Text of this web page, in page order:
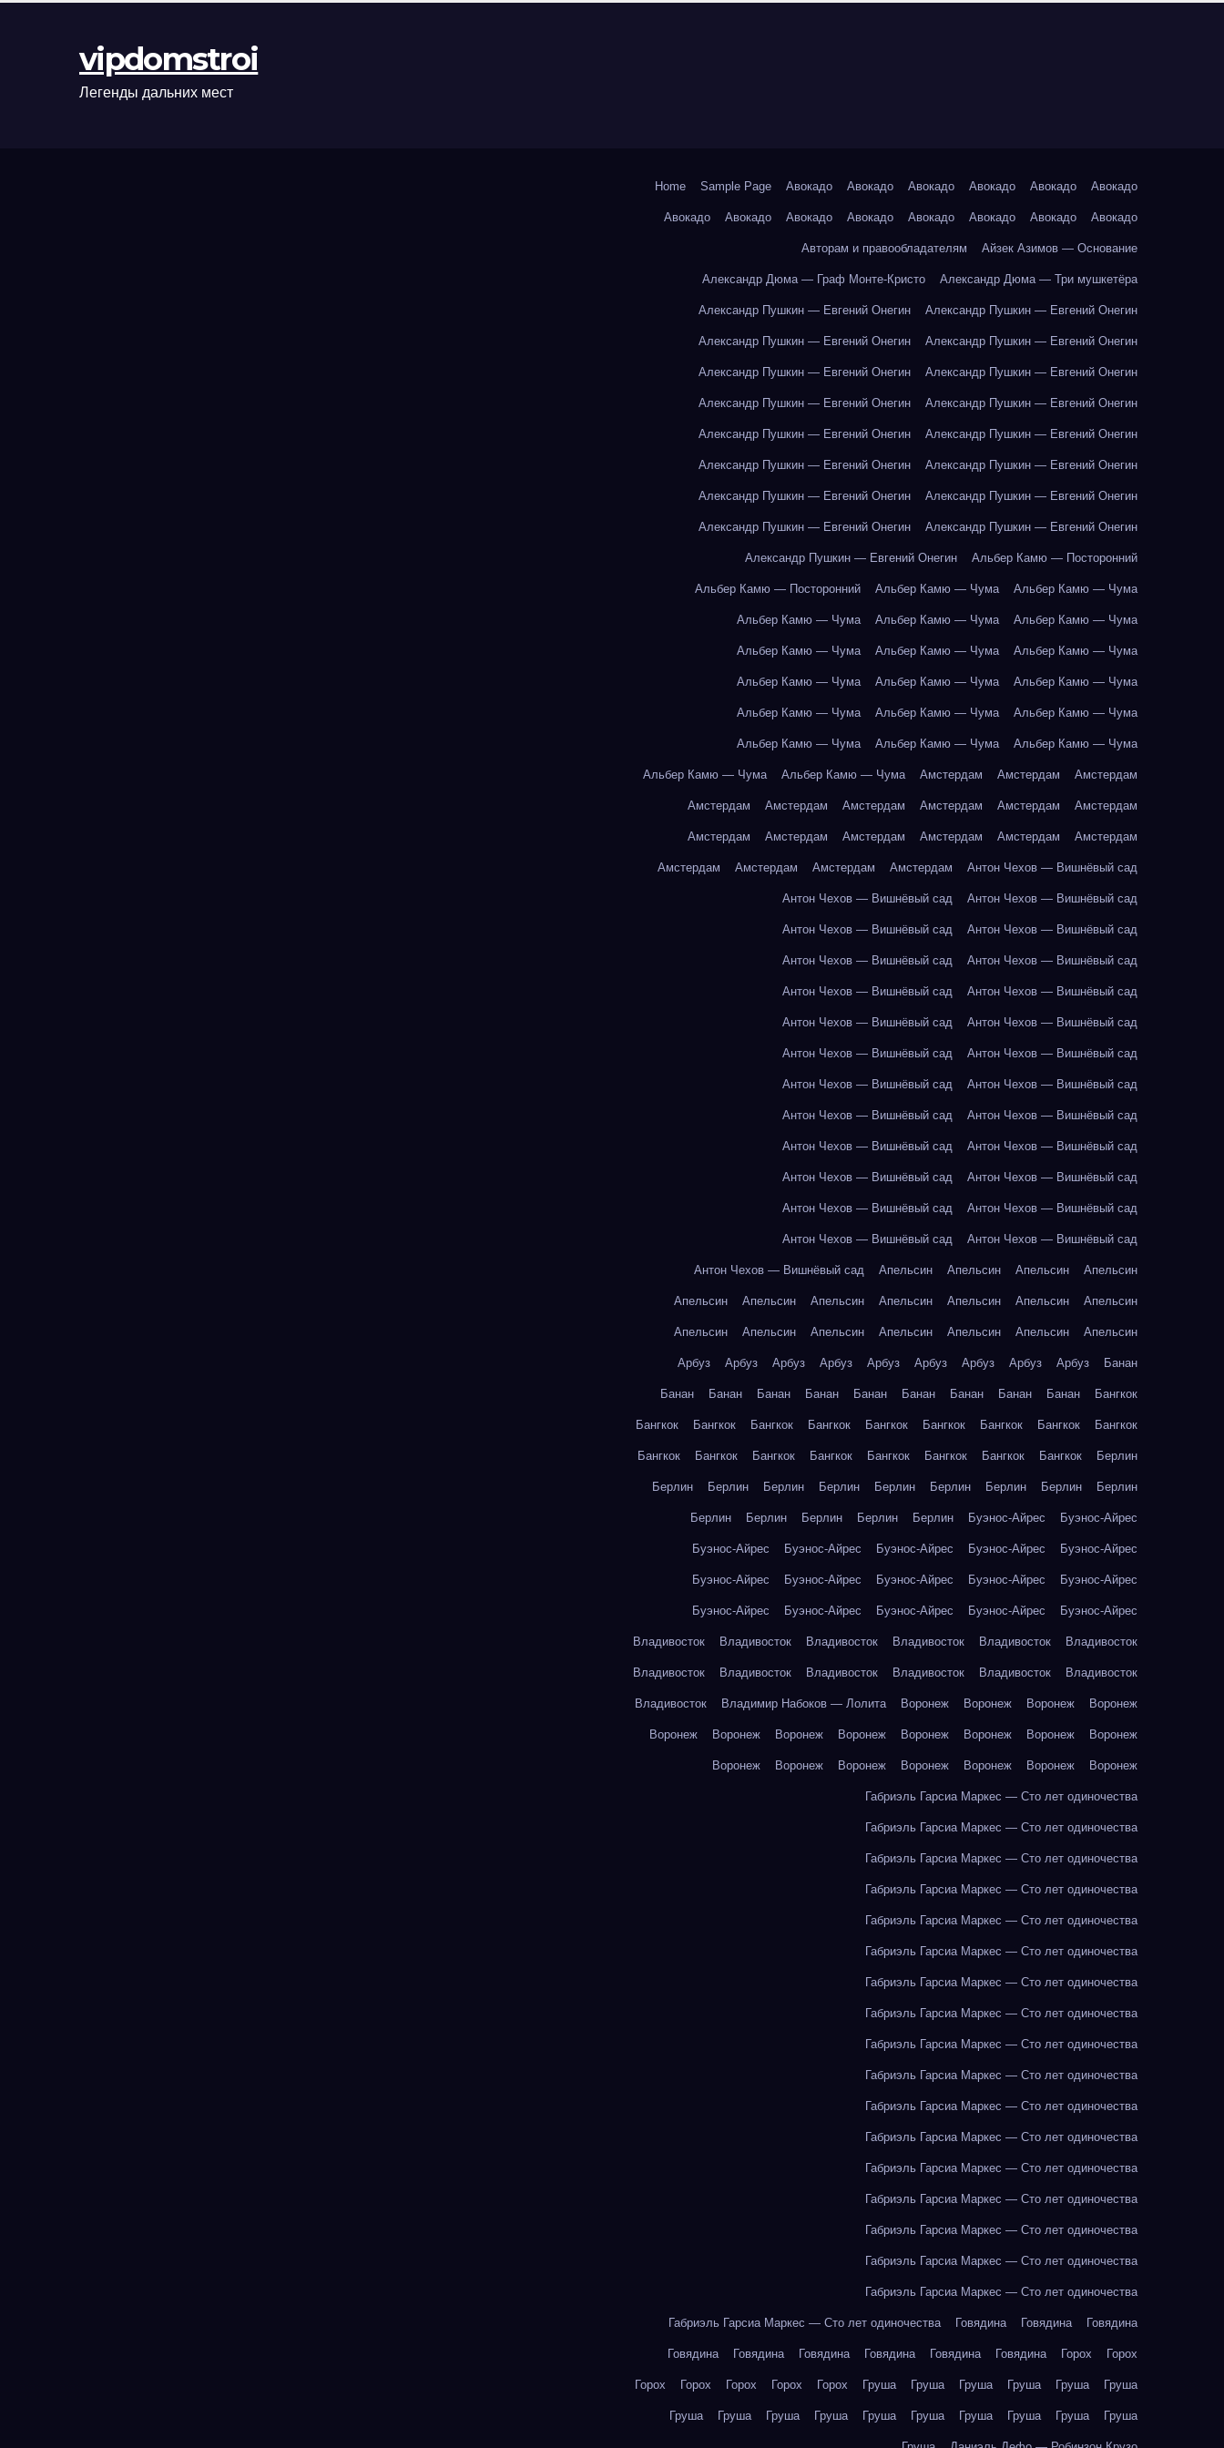
оформления
рыночные
ориентиры
vipdomstroi
Легенды дальних мест
Home Sample Page Авокадо Авокадо Авокадо Авокадо Авокадо Авокадо
Авокадо Авокадо Авокадо Авокадо Авокадо Авокадо Авокадо Авокадо
Авторам и правообладателям Айзек Азимов — Основание
Александр Дюма — Граф Монте-Кристо Александр Дюма — Три мушкетёра
Александр Пушкин — Евгений Онегин Александр Пушкин — Евгений Онегин
Александр Пушкин — Евгений Онегин Александр Пушкин — Евгений Онегин
Александр Пушкин — Евгений Онегин Александр Пушкин — Евгений Онегин
Александр Пушкин — Евгений Онегин Александр Пушкин — Евгений Онегин
Александр Пушкин — Евгений Онегин Александр Пушкин — Евгений Онегин
Александр Пушкин — Евгений Онегин Александр Пушкин — Евгений Онегин
Александр Пушкин — Евгений Онегин Александр Пушкин — Евгений Онегин
Александр Пушкин — Евгений Онегин Александр Пушкин — Евгений Онегин
Александр Пушкин — Евгений Онегин Альбер Камю — Посторонний
Альбер Камю — Посторонний Альбер Камю — Чума Альбер Камю — Чума
Альбер Камю — Чума Альбер Камю — Чума Альбер Камю — Чума
Альбер Камю — Чума Альбер Камю — Чума Альбер Камю — Чума
Альбер Камю — Чума Альбер Камю — Чума Альбер Камю — Чума
Альбер Камю — Чума Альбер Камю — Чума Альбер Камю — Чума
Альбер Камю — Чума Альбер Камю — Чума Альбер Камю — Чума
Альбер Камю — Чума Альбер Камю — Чума Амстердам Амстердам Амстердам
Амстердам Амстердам Амстердам Амстердам Амстердам Амстердам
Амстердам Амстердам Амстердам Амстердам Амстердам Амстердам
Амстердам Амстердам Амстердам Амстердам Антон Чехов — Вишнёвый сад
Антон Чехов — Вишнёвый сад Антон Чехов — Вишнёвый сад
Антон Чехов — Вишнёвый сад Антон Чехов — Вишнёвый сад
Антон Чехов — Вишнёвый сад Антон Чехов — Вишнёвый сад
Антон Чехов — Вишнёвый сад Антон Чехов — Вишнёвый сад
Антон Чехов — Вишнёвый сад Антон Чехов — Вишнёвый сад
Антон Чехов — Вишнёвый сад Антон Чехов — Вишнёвый сад
Антон Чехов — Вишнёвый сад Антон Чехов — Вишнёвый сад
Антон Чехов — Вишнёвый сад Антон Чехов — Вишнёвый сад
Антон Чехов — Вишнёвый сад Антон Чехов — Вишнёвый сад
Антон Чехов — Вишнёвый сад Антон Чехов — Вишнёвый сад
Антон Чехов — Вишнёвый сад Антон Чехов — Вишнёвый сад
Антон Чехов — Вишнёвый сад Антон Чехов — Вишнёвый сад
Антон Чехов — Вишнёвый сад Апельсин Апельсин Апельсин Апельсин
Апельсин Апельсин Апельсин Апельсин Апельсин Апельсин Апельсин
Апельсин Апельсин Апельсин Апельсин Апельсин Апельсин Апельсин
Арбуз Арбуз Арбуз Арбуз Арбуз Арбуз Арбуз Арбуз Арбуз Банан
Банан Банан Банан Банан Банан Банан Банан Банан Банан Бангкок
Бангкок Бангкок Бангкок Бангкок Бангкок Бангкок Бангкок Бангкок Бангкок
Бангкок Бангкок Бангкок Бангкок Бангкок Бангкок Бангкок Бангкок Берлин
Берлин Берлин Берлин Берлин Берлин Берлин Берлин Берлин Берлин
Берлин Берлин Берлин Берлин Берлин Буэнос-Айрес Буэнос-Айрес
Буэнос-Айрес Буэнос-Айрес Буэнос-Айрес Буэнос-Айрес Буэнос-Айрес
Буэнос-Айрес Буэнос-Айрес Буэнос-Айрес Буэнос-Айрес Буэнос-Айрес
Буэнос-Айрес Буэнос-Айрес Буэнос-Айрес Буэнос-Айрес Буэнос-Айрес
Владивосток Владивосток Владивосток Владивосток Владивосток Владивосток
Владивосток Владивосток Владивосток Владивосток Владивосток Владивосток
Владивосток Владимир Набоков — Лолита Воронеж Воронеж Воронеж Воронеж
Воронеж Воронеж Воронеж Воронеж Воронеж Воронеж Воронеж Воронеж
Воронеж Воронеж Воронеж Воронеж Воронеж Воронеж Воронеж
Габриэль Гарсиа Маркес — Сто лет одиночества
Габриэль Гарсиа Маркес — Сто лет одиночества
Габриэль Гарсиа Маркес — Сто лет одиночества
Габриэль Гарсиа Маркес — Сто лет одиночества
Габриэль Гарсиа Маркес — Сто лет одиночества
Габриэль Гарсиа Маркес — Сто лет одиночества
Габриэль Гарсиа Маркес — Сто лет одиночества
Габриэль Гарсиа Маркес — Сто лет одиночества
Габриэль Гарсиа Маркес — Сто лет одиночества
Габриэль Гарсиа Маркес — Сто лет одиночества
Габриэль Гарсиа Маркес — Сто лет одиночества
Габриэль Гарсиа Маркес — Сто лет одиночества
Габриэль Гарсиа Маркес — Сто лет одиночества
Габриэль Гарсиа Маркес — Сто лет одиночества
Габриэль Гарсиа Маркес — Сто лет одиночества
Габриэль Гарсиа Маркес — Сто лет одиночества
Габриэль Гарсиа Маркес — Сто лет одиночества
Габриэль Гарсиа Маркес — Сто лет одиночества Говядина Говядина Говядина
Говядина Говядина Говядина Говядина Говядина Говядина Горох Горох
Горох Горох Горох Горох Горох Груша Груша Груша Груша Груша Груша
Груша Груша Груша Груша Груша Груша Груша Груша Груша Груша